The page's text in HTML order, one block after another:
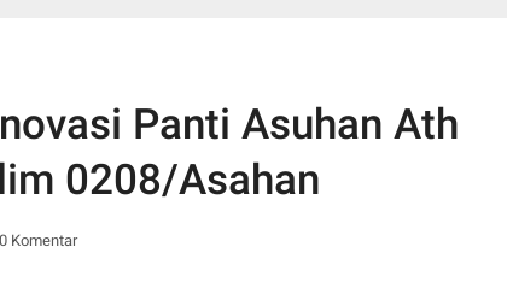
Panti Asuhan Ath
0208/Asahan
0 Komentar